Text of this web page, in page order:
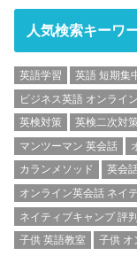
人気検索キーワ
英語学習 英語 短期集
ビジネス英語 オンライ
英検対策
英検二次対
マンツーマン 英会話
カランメソッド
英会
オンライン英会話 ネイ
ネイティブキャンプ 評判
子供 英語教室
子供 オ